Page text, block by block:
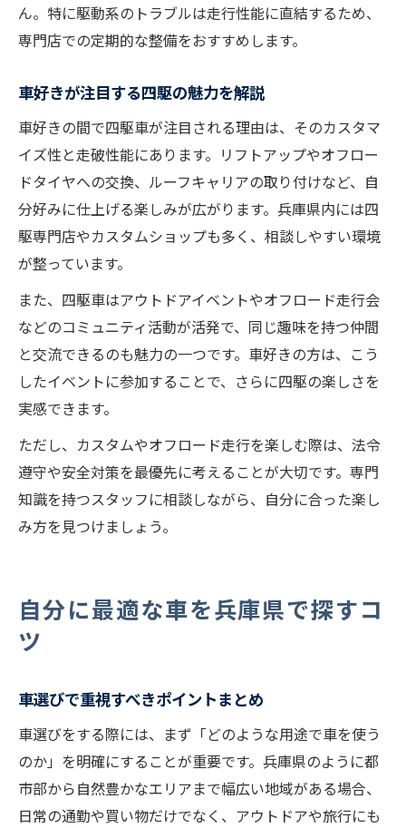
ん。特に駆動系のトラブルは走行性能に直結するため、
専門店での定期的な整備をおすすめします。
車好きが注目する四駆の魅力を解説
車好きの間で四駆車が注目される理由は、そのカスタマ
イズ性と走破性能にあります。リフトアップやオフロー
ドタイヤへの交換、ルーフキャリアの取り付けなど、自
分好みに仕上げる楽しみが広がります。兵庫県内には四
駆専門店やカスタムショップも多く、相談しやすい環境
が整っています。
また、四駆車はアウトドアイベントやオフロード走行会
などのコミュニティ活動が活発で、同じ趣味を持つ仲間
と交流できるのも魅力の一つです。車好きの方は、こう
したイベントに参加することで、さらに四駆の楽しさを
実感できます。
ただし、カスタムやオフロード走行を楽しむ際は、法令
遵守や安全対策を最優先に考えることが大切です。専門
知識を持つスタッフに相談しながら、自分に合った楽し
み方を見つけましょう。
自分に最適な車を兵庫県で探すコ
ツ
車選びで重視すべきポイントまとめ
車選びをする際には、まず「どのような用途で車を使う
のか」を明確にすることが重要です。兵庫県のように都
市部から自然豊かなエリアまで幅広い地域がある場合、
日常の通勤や買い物だけでなく、アウトドアや旅行にも